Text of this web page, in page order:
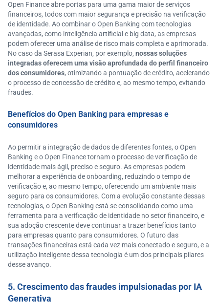
Open Finance abre portas para uma gama maior de serviços
financeiros, todos com maior segurança e precisão na verificação
de identidade. Ao combinar o Open Banking com tecnologias
avançadas, como inteligência artificial e big data, as empresas
podem oferecer uma análise de risco mais completa e aprimorada.
No caso da Serasa Experian, por exemplo, nossas soluções
integradas oferecem uma visão aprofundada do perfil financeiro
dos consumidores, otimizando a pontuação de crédito, acelerando
o processo de concessão de crédito e, ao mesmo tempo, evitando
fraudes.
Benefícios do Open Banking para empresas e
consumidores
Ao permitir a integração de dados de diferentes fontes, o Open
Banking e o Open Finance tornam o processo de verificação de
identidade mais ágil, preciso e seguro. As empresas podem
melhorar a experiência de onboarding, reduzindo o tempo de
verificação e, ao mesmo tempo, oferecendo um ambiente mais
seguro para os consumidores. Com a evolução constante dessas
tecnologias, o Open Banking está se consolidando como uma
ferramenta para a verificação de identidade no setor financeiro, e
sua adoção crescente deve continuar a trazer benefícios tanto
para empresas quanto para consumidores. O futuro das
transações financeiras está cada vez mais conectado e seguro, e a
utilização inteligente dessa tecnologia é um dos principais pilares
desse avanço.
5. Crescimento das fraudes impulsionadas por IA
Generativa